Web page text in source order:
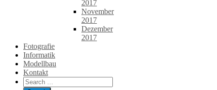
2017
November
2017
Dezember
2017
Fotografie
Informatik
Modellbau
Kontakt
Search